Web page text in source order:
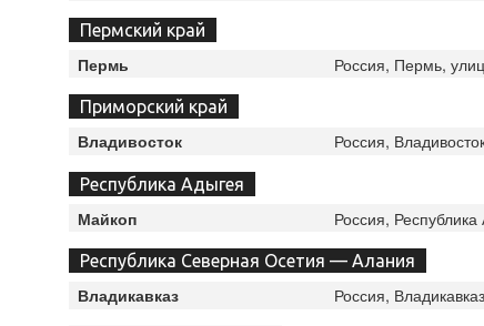
Пермский край
Пермь Россия, Пермь,
Приморский край
Владивосток Россия,
Республика Адыгея
Майкоп Россия,
Республика Северная Осетия — Алания
Владикавказ Россия,